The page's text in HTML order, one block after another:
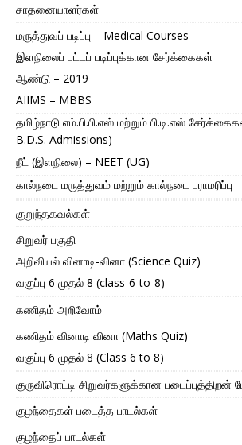
சாதனையாளர்கள்
மருத்துவப் படிப்பு – Medical Courses
இளநிலைப் பட்டப் படிப்புக்கான சேர்க்கைகள்
ஆண்டு – 2019
AIIMS – MBBS
தமிழ்நாடு எம்.பி.பி.எஸ் மற்றும் பி.டி.எஸ்
B.D.S. Admissions)
நீட் (இளநிலை) – NEET (UG)
கால்நடை மருத்துவம் மற்றும் கால்நடை பராமரிப்பு
குறுந்தகவல்கள்
சிறுவர் பகுதி
அறிவியல் வினாடி-வினா (Science Quiz)
வகுப்பு 6 முதல் 8 (class-6-to-8)
கணிதம் அறிவோம்
கணிதம் வினாடி வினா (Maths Quiz)
வகுப்பு 6 முதல் 8 (Class 6 to 8)
குருவிரொட்டி சிறுவர்களுக்கான படைப்புத்திறன்
குழந்தைகள் படைத்த பாடல்கள்
குழந்தைப் பாடல்கள்